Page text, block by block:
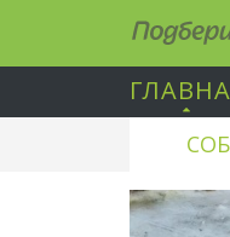
Подбери